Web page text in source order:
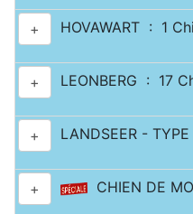
+ HOVAWART : 1
+ LEONBERG : 17
+ LANDSEER -
+ CHIEN DE